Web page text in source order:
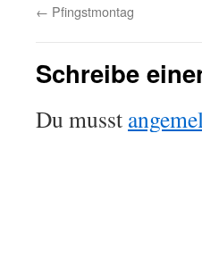
← Pfingstmontag
Schreibe
Du musst